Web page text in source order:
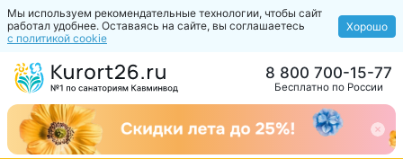
Мы используем рекомендательные технологии, чтобы сайт
работал удобнее. Оставаясь на сайте, вы соглашаетесь
с политикой cookie
Хорошо
Бесплатно по России
8 800 700-15-77